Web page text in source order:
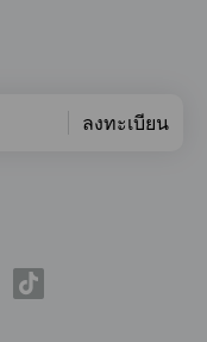
ลงทะเบียน